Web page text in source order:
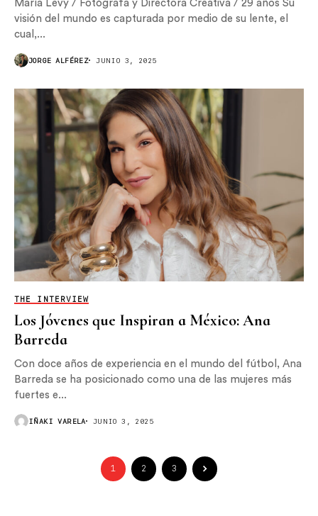
María Levy / Fotógrafa y Directora Creativa / 29 años Su
visión del mundo es capturada por medio de su lente, el
cual,...
JORGE ALFÉREZ JUNIO 3, 2025
THE INTERVIEW
Los Jóvenes que Inspiran a México: Ana
Barreda
Con doce años de experiencia en el mundo del fútbol, Ana
Barreda se ha posicionado como una de las mujeres más
fuertes e...
IÑAKI VARELA JUNIO 3, 2025
1 2 3